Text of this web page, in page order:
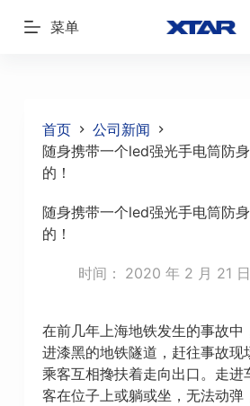
跳
菜单
首页
公司新闻
随身携带一个led强光手电筒防
的！
随身携带一个led强光手电筒防
的！
时间： 2020 年 2 月 21 日
在前几年上海地铁发生的事故中
进漆黑的地铁隧道，赶往事故现
乘客互相搀扶着走向出口。走进
客在位子上或躺或坐，无法动弹